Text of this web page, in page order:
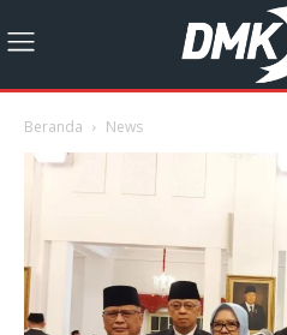
Beranda News